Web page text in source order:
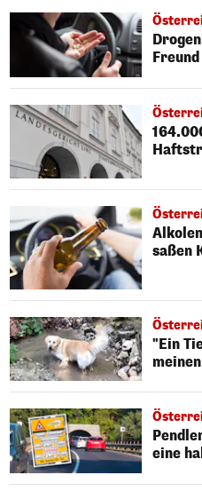
saßen
"Ein
eine